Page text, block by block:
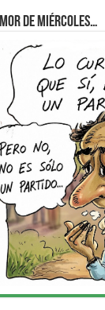
de Miércoles…